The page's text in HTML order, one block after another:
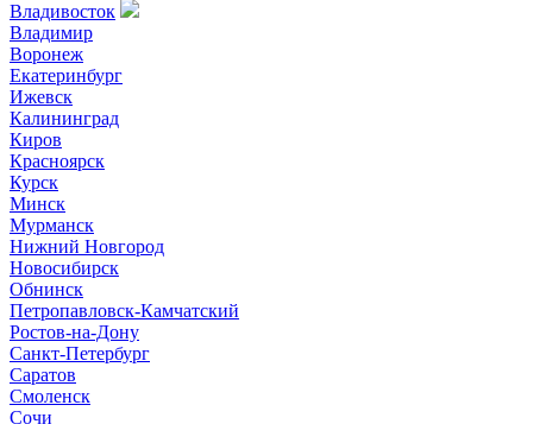
Владивосток
Владимир
Воронеж
Екатеринбург
Ижевск
Калининград
Киров
Красноярск
Курск
Минск
Мурманск
Нижний Новгород
Новосибирск
Обнинск
Петропавловск-Камчатский
Ростов-на-Дону
Санкт-Петербург
Саратов
Смоленск
Сочи